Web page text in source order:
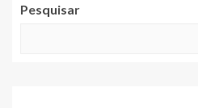
Pesquisar